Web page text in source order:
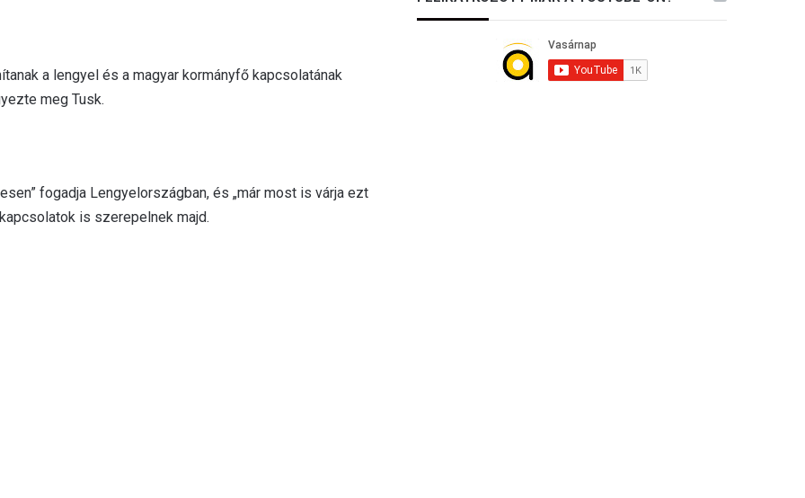
a lengyel és a magyar kormányfő kapcsolatának
meg Tusk.
fogadja Lengyelországban, és „már most is várja ezt
is szerepelnek majd.